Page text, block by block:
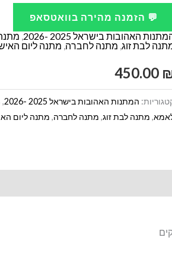
מתנה
💬 הזמנה מהירה בוואטסאפ
האהובות בישראל 2025 -2026
,
לבת זוג, מתנה לחברה, מתנה ליום
450.00
המתנות האהובות בישראל 2025 -2026 ,
, מתנה לבת זוג, מתנה לחברה, מתנה ליום